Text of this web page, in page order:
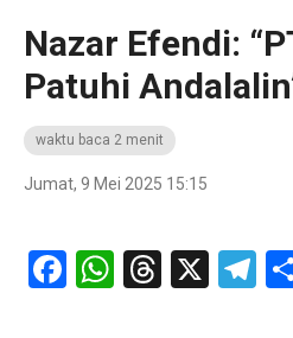
Nazar Efendi:
Patuhi
waktu baca 2 menit
Jumat, 9 Mei 2025 15:15
Facebook
WhatsApp
Threads
X